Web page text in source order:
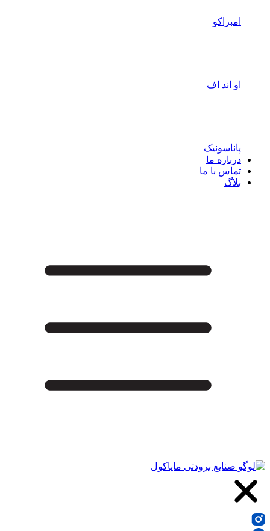
امبراکو
او اند اف
پاناسونیک
درباره ما
تماس با ما
بلاگ